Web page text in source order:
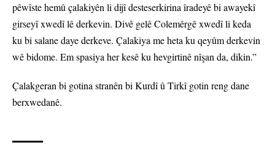
pêwîste hemû çalakiyên li dijî desteserkirina îradeyê bi awayekî
girseyî xwedî lê derkevin. Divê gelê Colemêrgê xwedî li keda
ku bi salane daye derkeve. Çalakiya me heta ku qeyûm derkevin
wê bidome. Em spasiya her kesê ku hevgirtinê nîşan da, dikin.”
Çalakgeran bi gotina stranên bi Kurdî û Tirkî gotin reng dane
berxwedanê.